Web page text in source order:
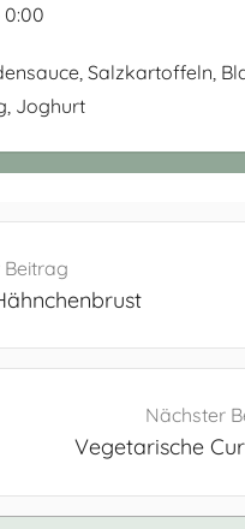
0:00
Salzkartoffeln,
Joghurt
Nächster
Vegetarische